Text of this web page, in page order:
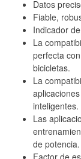
Datos
Fiable,
Indicador
La
perfecta
bicicletas.
La
inteligentes.
Las
de potencia.
Factor de